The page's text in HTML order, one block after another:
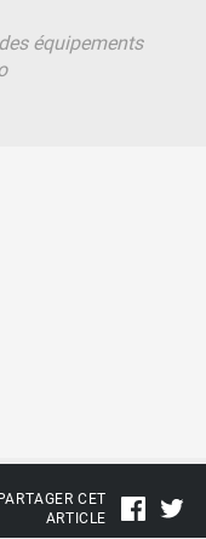
équipements
PARTAGER CET
ARTICLE